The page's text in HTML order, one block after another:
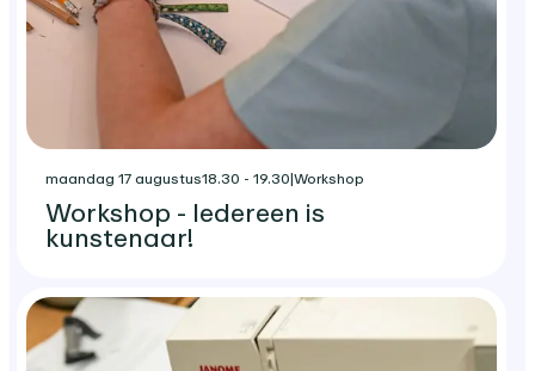
maandag 17 augustus18.30 - 19.30|Workshop
Workshop - Iedereen is
kunstenaar!